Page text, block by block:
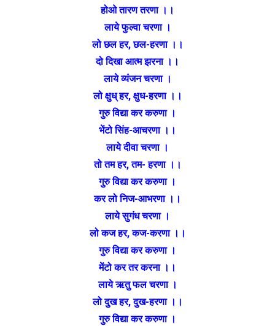
होओ तारण तरणा ।।
लाये फुल्वा चरणा ।
लो छल हर, छल-हरणा ।।
दो दिखा आत्म झरना ।।
लाये व्यंजन चरणा ।
लो क्षुध् हर, क्षुध-हरणा ।।
गुरु विद्या कर करुणा ।
भेंटो सिंह-आचरणा ।।
लाये दीवा चरणा ।
तो तम हर, तम- हरणा ।।
गुरु विद्या कर करुणा ।
कर लो निज-आभरणा ।।
लाये सुगंध चरणा ।
लो कज हर, कज-करणा ।।
गुरु विद्या कर करुणा ।
मेंटो कर तर करना ।।
लाये ऋतु फल चरणा ।
लो दुख हर, दुख-हरणा ।।
गुरु विद्या कर करुणा ।